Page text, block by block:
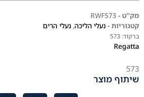
מק"ט - RWF573
קטגוריות - נעלי הליכה, נעלי הרים
ברקוד: 573
Regatta
573
שיתוף מוצר